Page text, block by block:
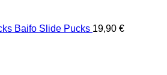
Baifo Slide Pucks 19,90 €